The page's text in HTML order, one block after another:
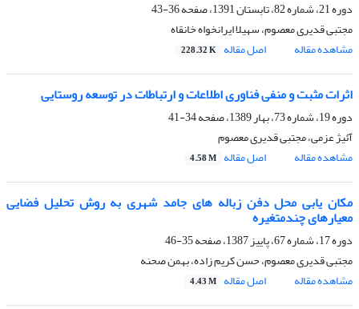
دوره 21، شماره 82، تابستان 1391، صفحه
36-43
مجتبی قدیری معصوم، سهیلا ایرانخواه خانقاه
مشاهده مقاله
اصل مقاله 228.32 K
اثرات مثبت و منفى فناورى اطلاعات و ارتباطات در توسعه روستایى
دوره 19، شماره 73، بهار 1389، صفحه
34-41
آئیژ عزمی، مجتبی قدیری معصوم
مشاهده مقاله
اصل مقاله 4.58 M
مکان یابى محل دفن زباله‏ هاى جامد شهرى به روش تحلیل فضایى
معیارهاى چندمتغیره
دوره 17، شماره 67، پاییز 1387، صفحه
35-46
مجتبی قدیری معصوم، حسن کریم زاده، بهمن صحنه
مشاهده مقاله
اصل مقاله 4.43 M